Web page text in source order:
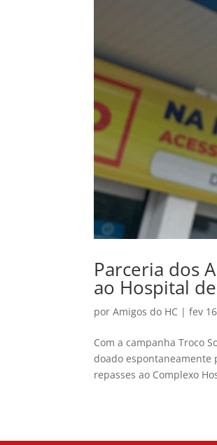
Parceria dos
ao Hospital
porAmigos do HC |fev
Com a campanha Troco
doado espontaneamente
repasses ao Complexo